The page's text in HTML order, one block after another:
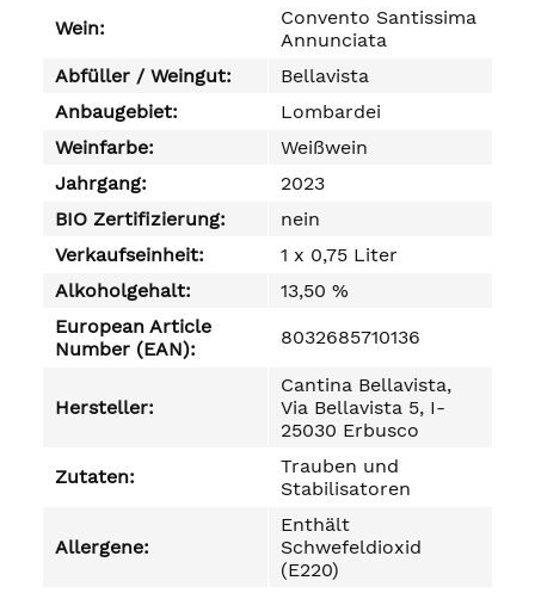
Wein:
Convento Santissima
Annunciata
Abfüller / Weingut:
Bellavista
Anbaugebiet:
Lombardei
Weinfarbe:
Weißwein
Jahrgang:
2023
BIO Zertifizierung:
nein
Verkaufseinheit:
1 x 0,75 Liter
Alkoholgehalt:
13,50 %
European Article
Number (EAN):
8032685710136
Hersteller:
Cantina Bellavista,
Via Bellavista 5, I-
25030 Erbusco
Zutaten:
Trauben und
Stabilisatoren
Allergene:
Enthält
Schwefeldioxid
(E220)